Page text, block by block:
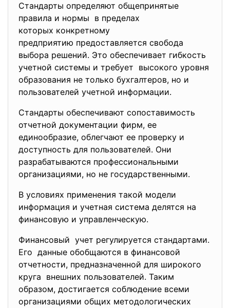
Стандарты определяют общепринятые
правила и нормы в пределах
которых конкретному
предприятию предоставляется свобода
выбора решений. Это обеспечивает гибкость
учетной системы и требует высокого уровня
образования не только бухгалтеров, но и
пользователей учетной информации.
Стандарты обеспечивают сопоставимость
отчетной документации фирм, ее
единообразие, облегчают ее проверку и
доступность для пользователей. Они
разрабатываются профессиональными
организациями, но не государственными.
В условиях применения такой модели
информация и учетная система делятся на
финансовую и управленческую.
Финансовый учет регулируется стандартами.
Его данные обобщаются в финансовой
отчетности, предназначенной для широкого
круга внешних пользователей. Таким
образом, достигается соблюдение всеми
организациями общих методологических